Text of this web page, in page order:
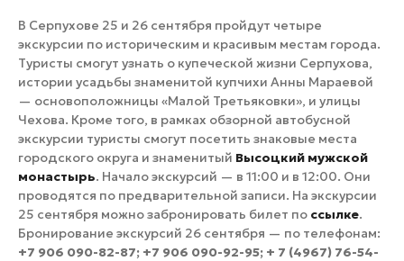
В Серпухове 25 и 26 сентября пройдут четыре
экскурсии по историческим и красивым местам города.
Туристы смогут узнать о купеческой жизни Серпухова,
истории усадьбы знаменитой купчихи Анны Мараевой
— основоположницы «Малой Третьяковки», и улицы
Чехова. Кроме того, в рамках обзорной автобусной
экскурсии туристы смогут посетить знаковые места
городского округа и знаменитый Высоцкий мужской
монастырь. Начало экскурсий — в 11:00 и в 12:00. Они
проводятся по предварительной записи. На экскурсии
25 сентября можно забронировать билет по ссылке.
Бронирование экскурсий 26 сентября — по телефонам:
+7 906 090-82-87; +7 906 090-92-95; + 7 (4967) 76-54-